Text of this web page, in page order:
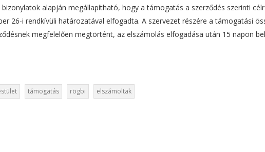
alapján megállapítható, hogy a támogatás a szerződés szerinti
26-i rendkívüli határozatával elfogadta. A szervezet részére a támogatási
megfelelően megtörtént, az elszámolás elfogadása után 15 napon
támogatás rögbi elszámoltak